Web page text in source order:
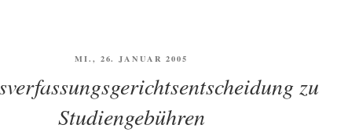
VERÖFFENTLICHT
MI., 26. JANUAR 2005
zu
Studiengebühren